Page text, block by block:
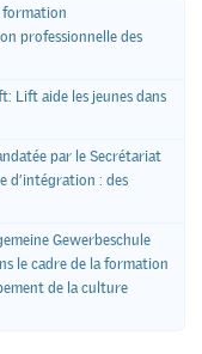
formation
professionnelle des
Lift aide les jeunes dans
par le Secrétariat
d’intégration : des
Gewerbeschule
le cadre de la formation
de la culture